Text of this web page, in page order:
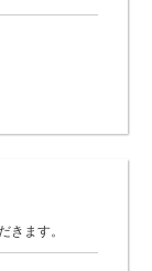
きます。